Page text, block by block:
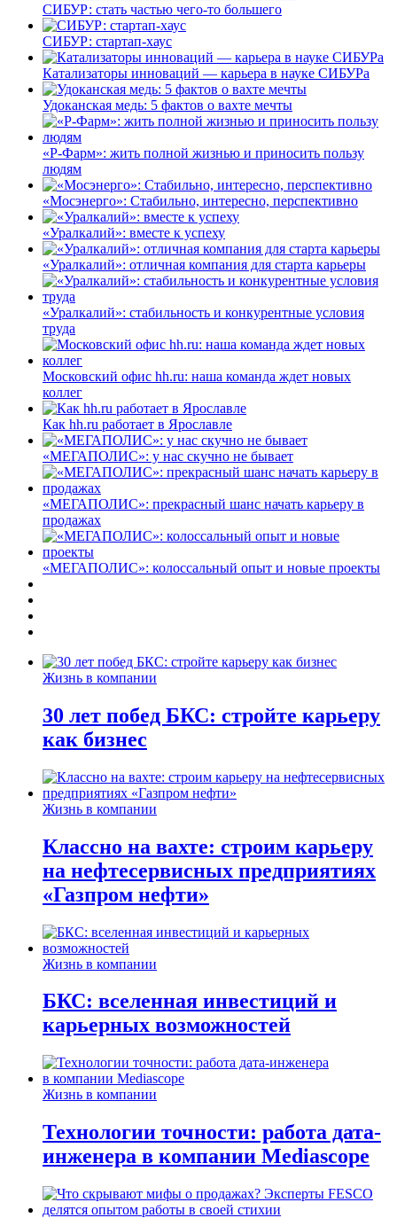
СИБУР: стать частью чего-то большего
СИБУР: стартап-хаус
Катализаторы инноваций — карьера в науке СИБУРа
Удоканская медь: 5 фактов о вахте мечты
«Р-Фарм»: жить полной жизнью и приносить пользу
людям
«Мосэнерго»: Стабильно, интересно, перспективно
«Уралкалий»: вместе к успеху
«Уралкалий»: отличная компания для старта карьеры
«Уралкалий»: стабильность и конкурентные условия
труда
Московский офис hh.ru: наша команда ждет новых
коллег
Как hh.ru работает в Ярославле
«МЕГАПОЛИС»: у нас скучно не бывает
«МЕГАПОЛИС»: прекрасный шанс начать карьеру в
продажах
«МЕГАПОЛИС»: колоссальный опыт и новые проекты
Жизнь в компании
30 лет побед БКС: стройте карьеру
как бизнес
Жизнь в компании
Классно на вахте: строим карьеру
на нефтесервисных предприятиях
«Газпром нефти»
Жизнь в компании
БКС: вселенная инвестиций и
карьерных возможностей
Жизнь в компании
Технологии точности: работа дата-
инженера в компании Mediascope